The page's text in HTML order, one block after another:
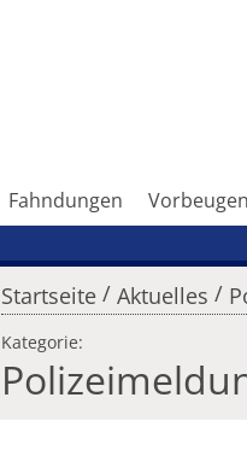
Fahndungen
Startseite / Aktuelles /
Kategorie: